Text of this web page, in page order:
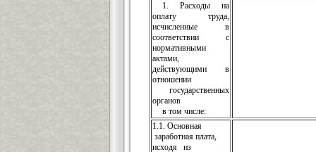
1. Расходы на
оплату труда,
исчисленные в
соответствии с
нормативными
актами,
действующими в
отношении
государственных
органов
в том числе:
1.1. Основная
заработная плата,
исходя из